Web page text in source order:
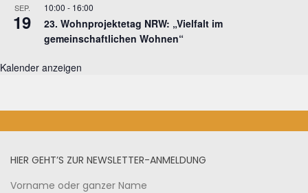
SEP.
19
10:00 - 16:00
23. Wohnprojektetag NRW: „Vielfalt im
gemeinschaftlichen Wohnen“
Kalender anzeigen
HIER GEHT’S ZUR NEWSLETTER-ANMELDUNG
Vorname oder ganzer Name